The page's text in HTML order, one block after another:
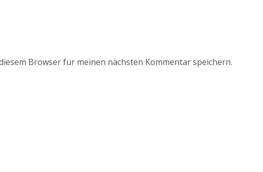
Browser für meinen nächsten Kommentar speichern.